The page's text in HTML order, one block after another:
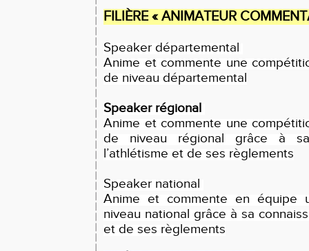
FILIÈRE « ANIMATEUR
Speaker départemental
Anime et commente une
de niveau départemental
Speaker régional
Anime et commente une
de niveau régional grâce à
l’athlétisme et de ses règlements
Speaker national
Anime et commente en équipe
niveau national grâce à sa
et de ses règlements